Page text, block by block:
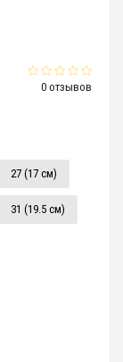
0 отзывов
27 (17 см)
31 (19.5 см)